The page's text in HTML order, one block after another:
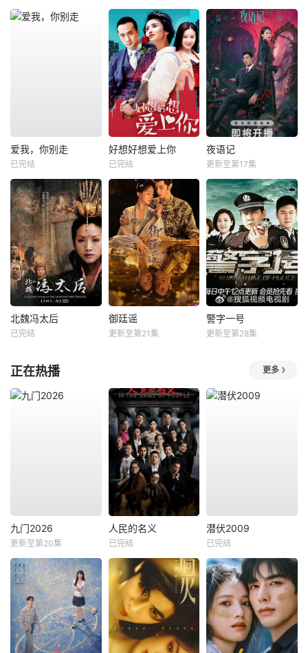
爱我，你别走
已完结
好想好想爱上你
已完结
夜语记
更新至第17集
北魏冯太后
已完结
御廷谣
更新至第21集
警字一号
更新至第28集
正在热播 更多
九门2026
更新至第20集
人民的名义
已完结
潜伏2009
已完结